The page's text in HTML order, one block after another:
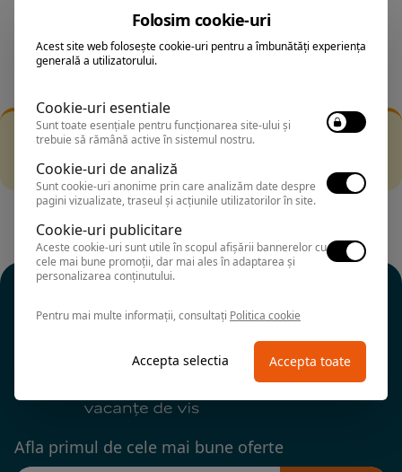
Stele 5-1
Filtrarea nu a returnat niciun rezultat
alte fitre.
Afla primul de cele mai bune oferte
Folosim cookie-uri
Acest site web folosește cookie-uri pentru a îmbunătăți experiența
generală a utilizatorului.
Cookie-uri esentiale
Sunt toate esențiale pentru funcționarea site-ului și
trebuie să rămână active în sistemul nostru.
Cookie-uri de analiză
Sunt cookie-uri anonime prin care analizăm date despre
pagini vizualizate, traseul și acțiunile utilizatorilor în site.
Cookie-uri publicitare
Aceste cookie-uri sunt utile în scopul afișării bannerelor cu
cele mai bune promoții, dar mai ales în adaptarea și
personalizarea conținutului.
Pentru mai multe informații, consultați Politica cookie
Accepta selectia Accepta toate